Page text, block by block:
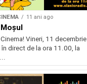
11 ani ago
Vineri, 11 decembrie
direct de la ora 11.00, la